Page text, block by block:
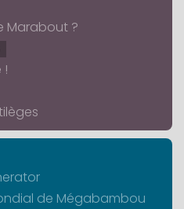
Marabout ?
!
de Mégabambou